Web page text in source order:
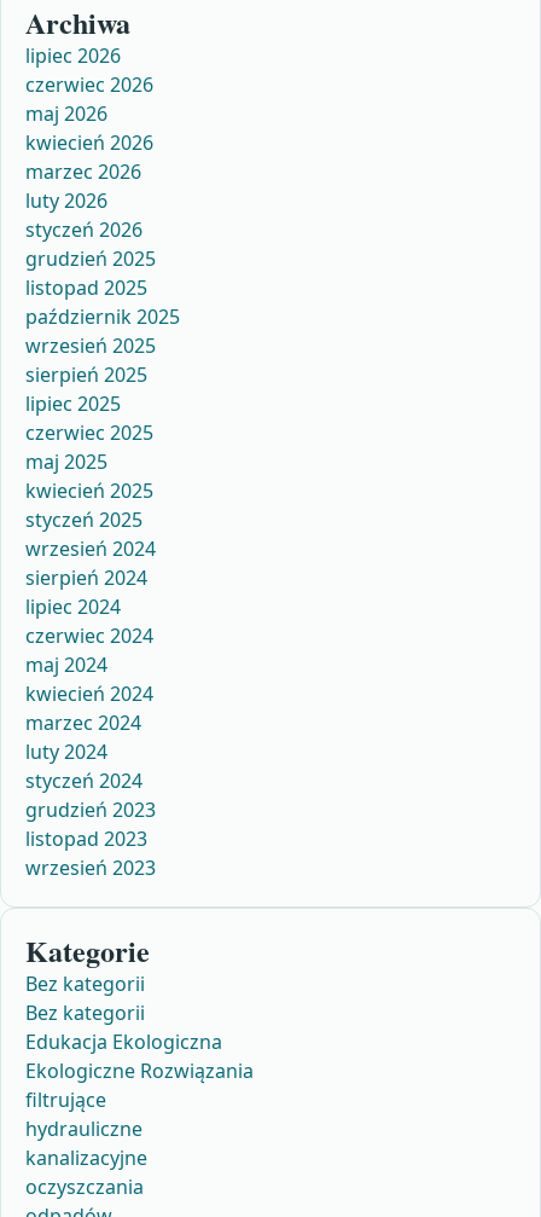
Archiwa
lipiec 2026
czerwiec 2026
maj 2026
kwiecień 2026
marzec 2026
luty 2026
styczeń 2026
grudzień 2025
listopad 2025
październik 2025
wrzesień 2025
sierpień 2025
lipiec 2025
czerwiec 2025
maj 2025
kwiecień 2025
styczeń 2025
wrzesień 2024
sierpień 2024
lipiec 2024
czerwiec 2024
maj 2024
kwiecień 2024
marzec 2024
luty 2024
styczeń 2024
grudzień 2023
listopad 2023
wrzesień 2023
Kategorie
Bez kategorii
Bez kategorii
Edukacja Ekologiczna
Ekologiczne Rozwiązania
filtrujące
hydrauliczne
kanalizacyjne
oczyszczania